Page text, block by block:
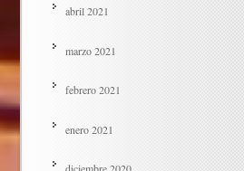
abril 2021
marzo 2021
febrero 2021
enero 2021